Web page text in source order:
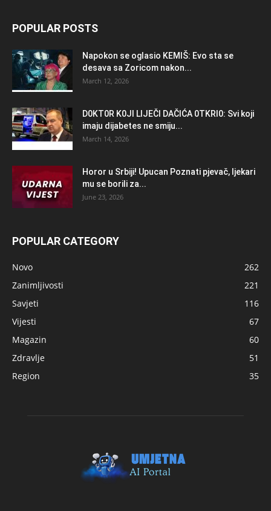
POPULAR POSTS
Napokon se oglasio KEMlŠ: Evo sta se
desava sa Zoricom nakon...
March 12, 2026
D0KT0R K0Jl LlJEČl DAČlĆA 0TKRl0: Svi koji
imaju dijabetes ne smiju...
March 14, 2026
Horor u Srbiji! Upucan Poznati pjevač, ljekari
mu se borili za...
June 23, 2026
POPULAR CATEGORY
Novo
262
Zanimljivosti
221
Savjeti
116
Vijesti
67
Magazin
60
Zdravlje
51
Region
35